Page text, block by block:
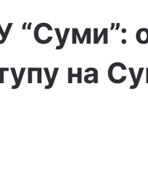
“Суми”:
на